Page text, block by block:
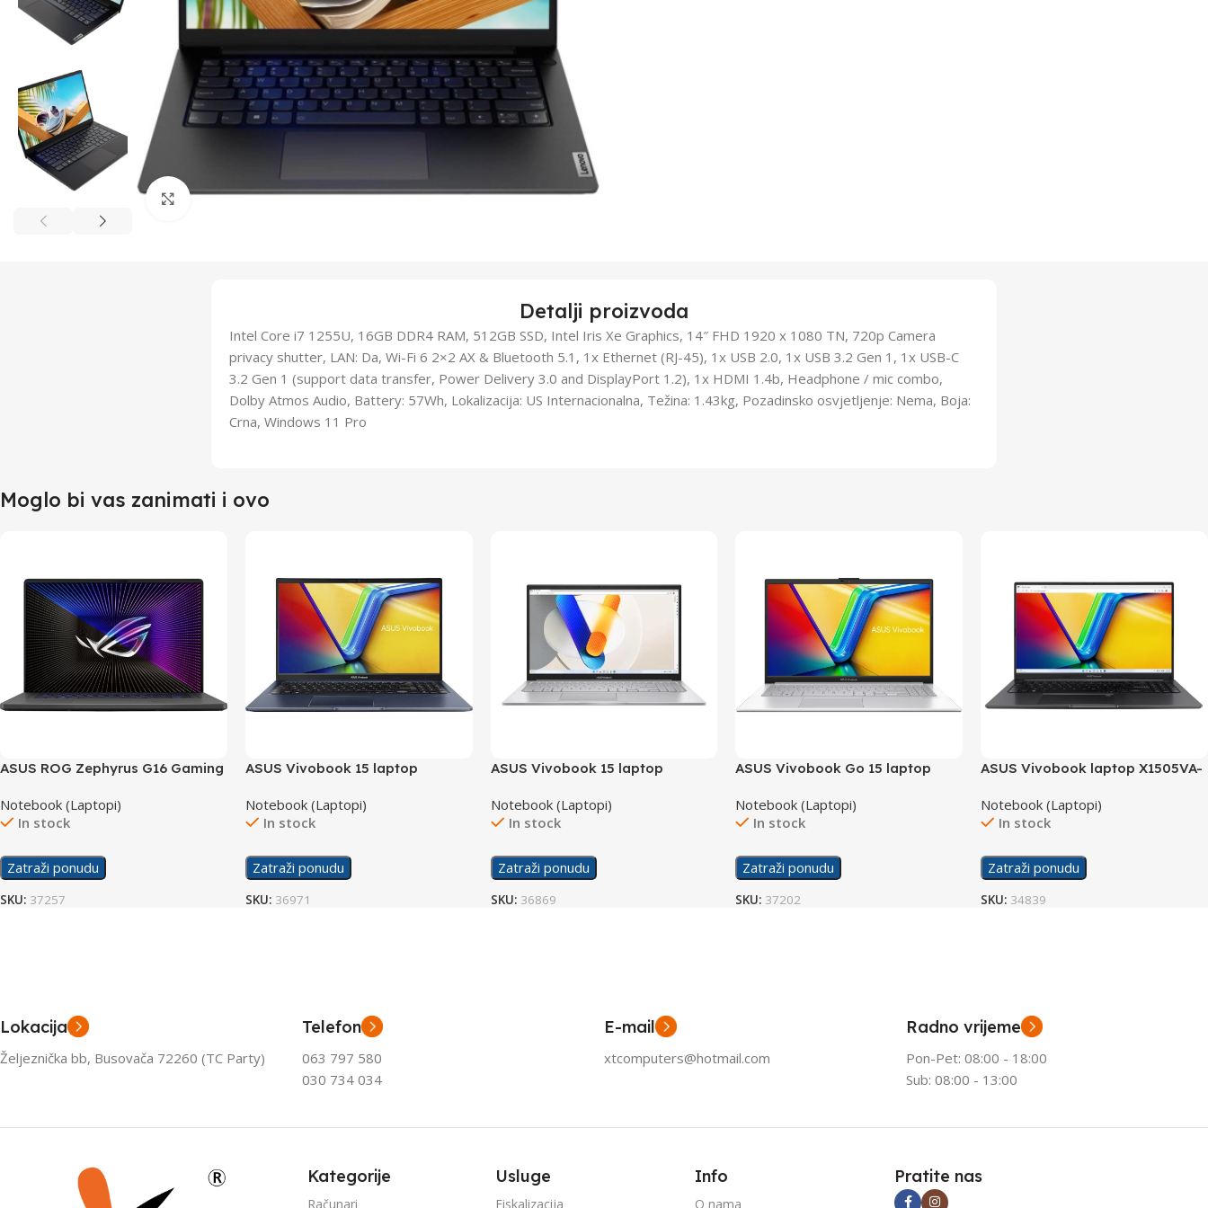
Click to enlarge
Detalji proizvoda
Intel Core i7 1255U, 16GB DDR4 RAM, 512GB SSD, Intel Iris Xe Graphics, 14″ FHD 1920 x 1080 TN, 720p Camera
privacy shutter, LAN: Da, Wi-Fi 6 2×2 AX & Bluetooth 5.1, 1x Ethernet (RJ-45), 1x USB 2.0, 1x USB 3.2 Gen 1, 1x USB-C
3.2 Gen 1 (support data transfer, Power Delivery 3.0 and DisplayPort 1.2), 1x HDMI 1.4b, Headphone / mic combo,
Dolby Atmos Audio, Battery: 57Wh, Lokalizacija: US Internacionalna, Težina: 1.43kg, Pozadinsko osvjetljenje: Nema, Boja:
Crna, Windows 11 Pro
Moglo bi vas zanimati i ovo
ASUS ROG Zephyrus G16 Gaming
Notebook (Laptopi)
In stock
Zatraži ponudu
SKU: 37257
ASUS Vivobook 15 laptop
Notebook (Laptopi)
In stock
Zatraži ponudu
SKU: 36971
ASUS Vivobook 15 laptop
Notebook (Laptopi)
In stock
Zatraži ponudu
SKU: 36869
ASUS Vivobook Go 15 laptop
Notebook (Laptopi)
In stock
Zatraži ponudu
SKU: 37202
ASUS Vivobook laptop X1505VA-
Notebook (Laptopi)
In stock
Zatraži ponudu
SKU: 34839
Lokacija
Željeznička bb, Busovača 72260 (TC Party)
Telefon
063 797 580
030 734 034
E-mail
xtcomputers@hotmail.com
Radno vrijeme
Pon-Pet: 08:00 - 18:00
Sub: 08:00 - 13:00
Kategorije
Računari
Usluge
Fiskalizacija
Info
O nama
Pratite nas